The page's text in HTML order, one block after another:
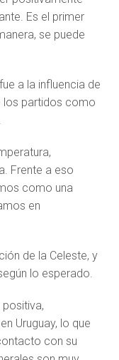
Es el primer
se puede
a la influencia de
los partidos como
Frente a eso
como una
en
de la Celeste, y
lo esperado.
Uruguay, lo que
con su